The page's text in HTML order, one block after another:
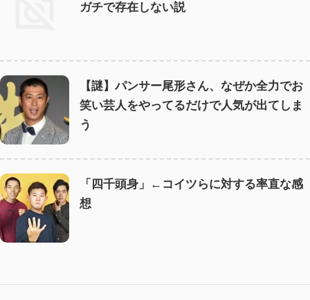
ガチで存在しない説
【謎】パンサー尾形さん、なぜか全力でお
笑い芸人をやってるだけで人気が出てしま
う
「四千頭身」←コイツらに対する率直な感
想